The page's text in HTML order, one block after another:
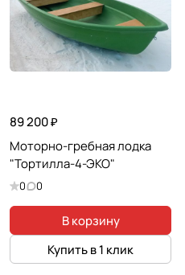
89 200 ₽
Моторно-гребная лодка
"Тортилла-4-ЭКО"
0 0
В корзину
Купить в 1 клик